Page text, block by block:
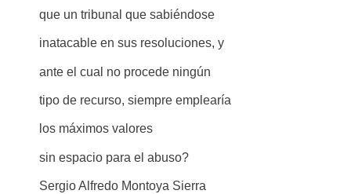
que un tribunal que sabiéndose
inatacable en sus resoluciones, y
ante el cual no procede ningún
tipo de recurso, siempre emplearía
los máximos valores
sin espacio para el abuso?
Sergio Alfredo Montoya Sierra